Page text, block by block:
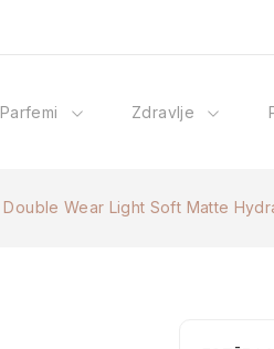
Parfemi Zdravlje
Double Wear Light Soft Matte